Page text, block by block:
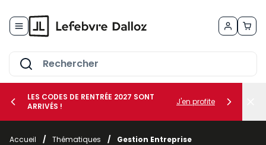
le sous-menu Vos métiers
LES CODES DE RENTRÉE 2027 SONT
ARRIVÉS !
J'en profite
Accueil / Thématiques / Gestion Entreprise